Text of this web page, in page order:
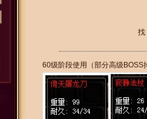
找
60级阶段使用（部分高级BOSS